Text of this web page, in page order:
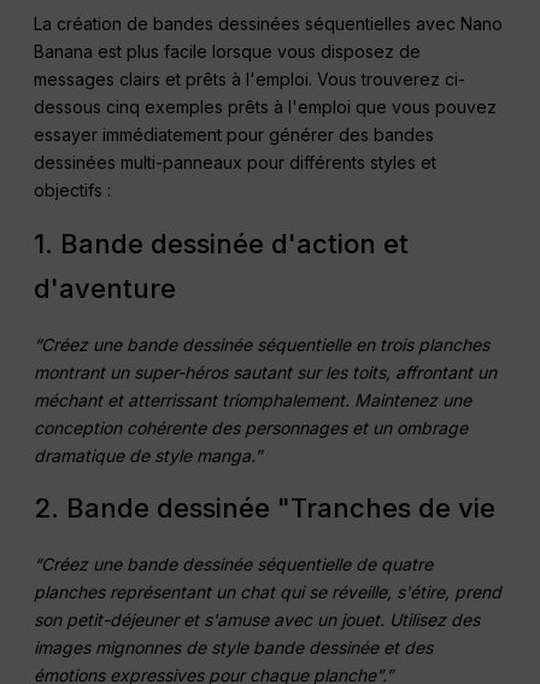
La création de bandes dessinées séquentielles avec Nano
Banana est plus facile lorsque vous disposez de
messages clairs et prêts à l'emploi. Vous trouverez ci-
dessous cinq exemples prêts à l'emploi que vous pouvez
essayer immédiatement pour générer des bandes
dessinées multi-panneaux pour différents styles et
objectifs :
1. Bande dessinée d'action et
d'aventure
“Créez une bande dessinée séquentielle en trois planches
montrant un super-héros sautant sur les toits, affrontant un
méchant et atterrissant triomphalement. Maintenez une
conception cohérente des personnages et un ombrage
dramatique de style manga.”
2. Bande dessinée "Tranches de vie
“Créez une bande dessinée séquentielle de quatre
planches représentant un chat qui se réveille, s'étire, prend
son petit-déjeuner et s'amuse avec un jouet. Utilisez des
images mignonnes de style bande dessinée et des
émotions expressives pour chaque planche”.”